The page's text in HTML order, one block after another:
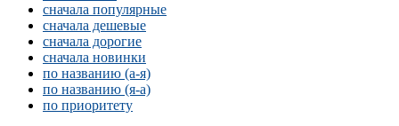
сначала популярные
сначала дешевые
сначала дорогие
сначала новинки
по названию (а-я)
по названию (я-а)
по приоритету